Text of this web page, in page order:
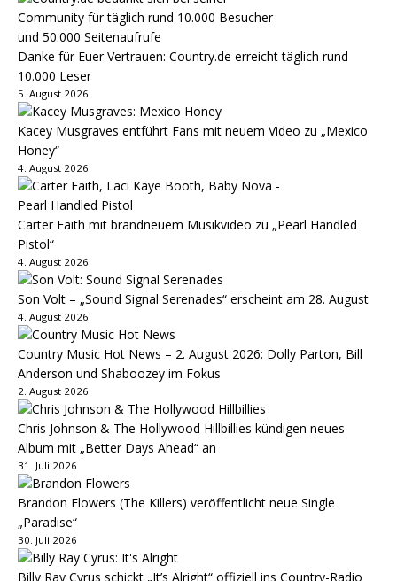
Danke für Euer Vertrauen: Country.de erreicht täglich rund
10.000 Leser
5. August 2026
Kacey Musgraves entführt Fans mit neuem Video zu „Mexico
Honey“
4. August 2026
Carter Faith mit brandneuem Musikvideo zu „Pearl Handled
Pistol“
4. August 2026
Son Volt – „Sound Signal Serenades“ erscheint am 28. August
4. August 2026
Country Music Hot News – 2. August 2026: Dolly Parton, Bill
Anderson und Shaboozey im Fokus
2. August 2026
Chris Johnson & The Hollywood Hillbillies kündigen neues
Album mit „Better Days Ahead“ an
31. Juli 2026
Brandon Flowers (The Killers) veröffentlicht neue Single
„Paradise“
30. Juli 2026
Billy Ray Cyrus schickt „It’s Alright“ offiziell ins Country-Radio